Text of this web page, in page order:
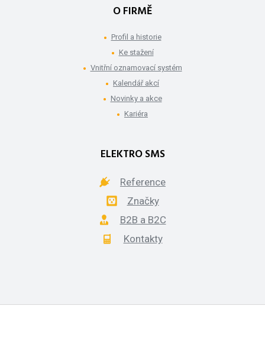
O FIRMĚ
Profil a historie
Ke stažení
Vnitřní oznamovací systém
Kalendář akcí
Novinky a akce
Kariéra
ELEKTRO SMS
Reference
Značky
B2B a B2C
Kontakty